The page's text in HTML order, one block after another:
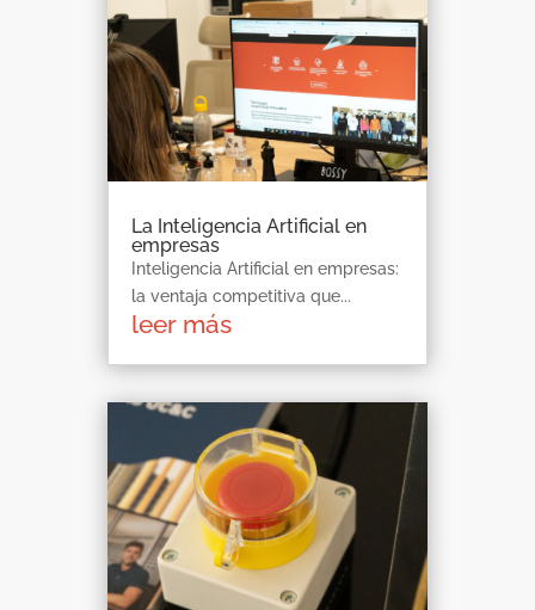
La Inteligencia Artificial en
empresas
Inteligencia Artificial en empresas:
la ventaja competitiva que...
leer más